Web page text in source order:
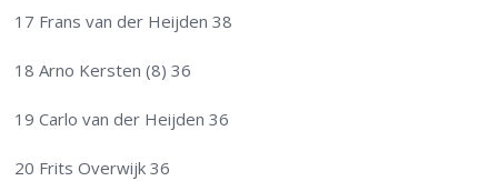
17 Frans van der Heijden 38
18 Arno Kersten (8) 36
19 Carlo van der Heijden 36
20 Frits Overwijk 36